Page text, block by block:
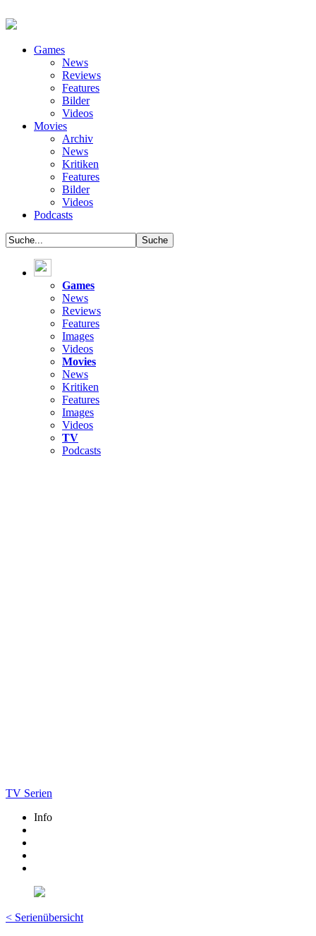
Games
News
Reviews
Features
Bilder
Videos
Movies
Archiv
News
Kritiken
Features
Bilder
Videos
Podcasts
Games
News
Reviews
Features
Images
Videos
Movies
News
Kritiken
Features
Images
Videos
TV
Podcasts
TV Serien
Info
< Serienübersicht